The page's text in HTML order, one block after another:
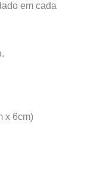
em cada
x 6cm)